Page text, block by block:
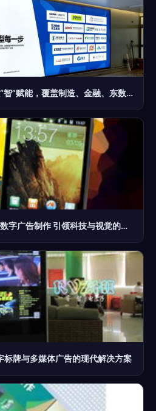
联想新品牌广告上线，以“智”赋能，覆盖制造、金融、东数西算新篇章
数码城户内外广告设计与数字广告制作 引领科技与视觉的融合创新
牌与多媒体广告的现代解决方案